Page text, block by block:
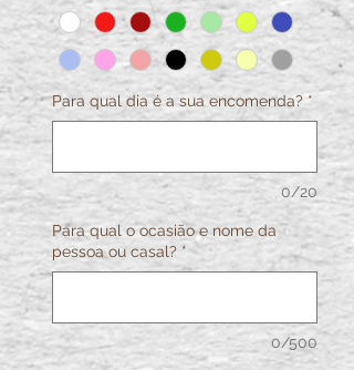
Para qual dia é a sua encomenda? *
0/20
Para qual o ocasião e nome da
pessoa ou casal? *
0/500